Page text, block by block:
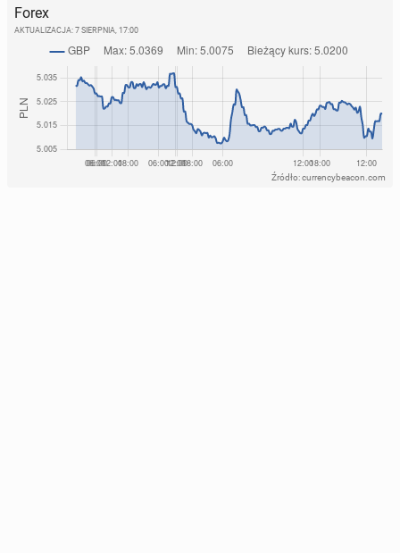
Forex
AKTUALIZACJA: 7 SIERPNIA, 17:00
Źródło: currencybeacon.com